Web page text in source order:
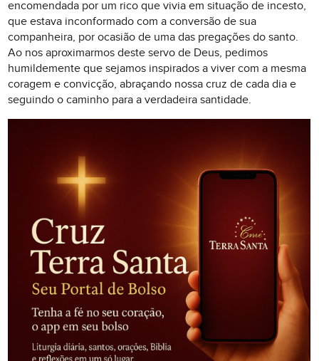
encomendada por um rico que vivia em situação de incesto,
que estava inconformado com a conversão de sua
companheira, por ocasião de uma das pregações do santo.
Ao nos aproximarmos deste servo de Deus, pedimos
humildemente que sejamos inspirados a viver com a mesma
coragem e convicção, abraçando nossa cruz de cada dia e
seguindo o caminho para a verdadeira santidade.